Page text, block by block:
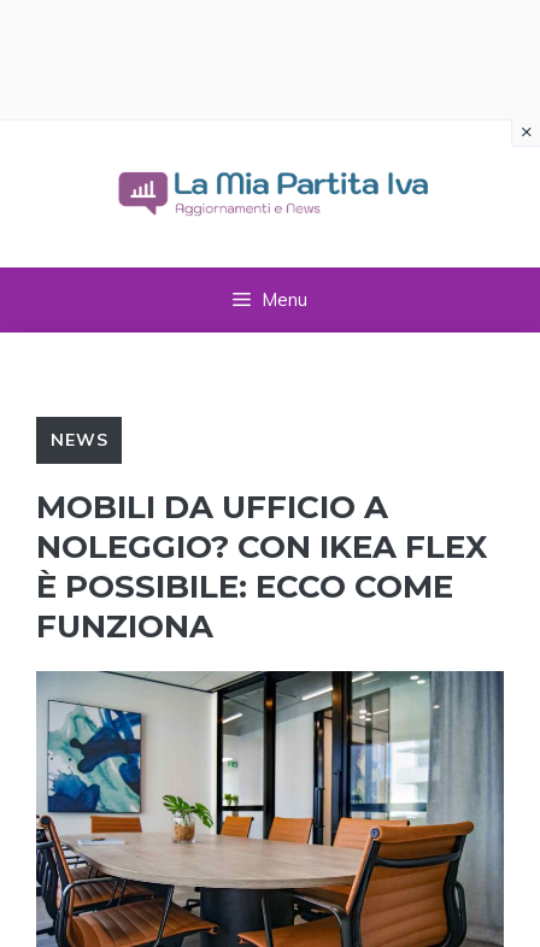
Menu
NEWS
MOBILI DA UFFICIO A
NOLEGGIO? CON IKEA FLEX
È POSSIBILE: ECCO COME
FUNZIONA
×